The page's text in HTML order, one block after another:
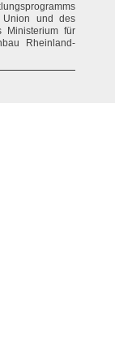
Union und des
Ministerium für
Rheinland-